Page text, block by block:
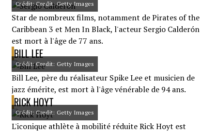
Crédit: Credit: Getty Images
Star de nombreux films, notamment de Pirates of the
Caribbean 3 et Men In Black, l'acteur Sergio Calderón
est mort à l'âge de 77 ans.
BILL LEE
Crédit: Credit: Getty Images
Bill Lee, père du réalisateur Spike Lee et musicien de
jazz émérite, est mort à l'âge vénérable de 94 ans.
RICK HOYT
Crédit: Credit: Getty Images
L'iconique athlète à mobilité réduite Rick Hoyt est